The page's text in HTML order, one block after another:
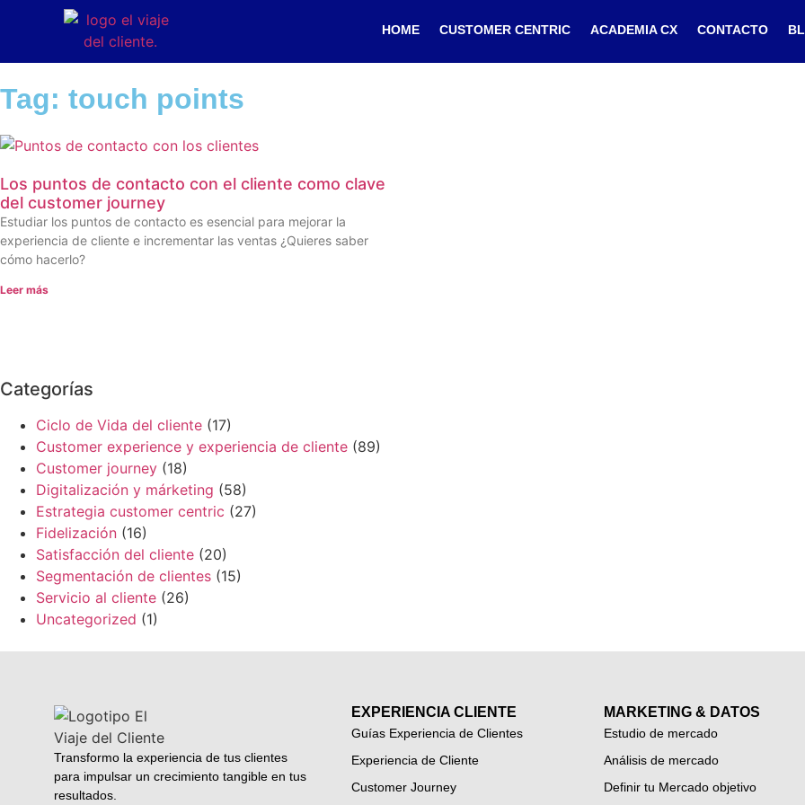
HOME CUSTOMER CENTRIC ACADEMIA CX CONTACTO
Tag: touch points
Los puntos de contacto con el cliente como clave
del customer journey
Estudiar los puntos de contacto es esencial para mejorar la
experiencia de cliente e incrementar las ventas ¿Quieres saber
cómo hacerlo?
Leer más
Categorías
Ciclo de Vida del cliente (17)
Customer experience y experiencia de cliente (89)
Customer journey (18)
Digitalización y márketing (58)
Estrategia customer centric (27)
Fidelización (16)
Satisfacción del cliente (20)
Segmentación de clientes (15)
Servicio al cliente (26)
Uncategorized (1)
Transformo la experiencia de tus clientes
para impulsar un crecimiento tangible en tus
resultados.
EXPERIENCIA CLIENTE
Guías Experiencia de Clientes
Experiencia de Cliente
Customer Journey
MARKETING & DATOS
Estudio de mercado
Análisis de mercado
Definir tu Mercado objetivo